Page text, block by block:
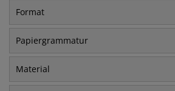
Format
Papiergrammatur
Material